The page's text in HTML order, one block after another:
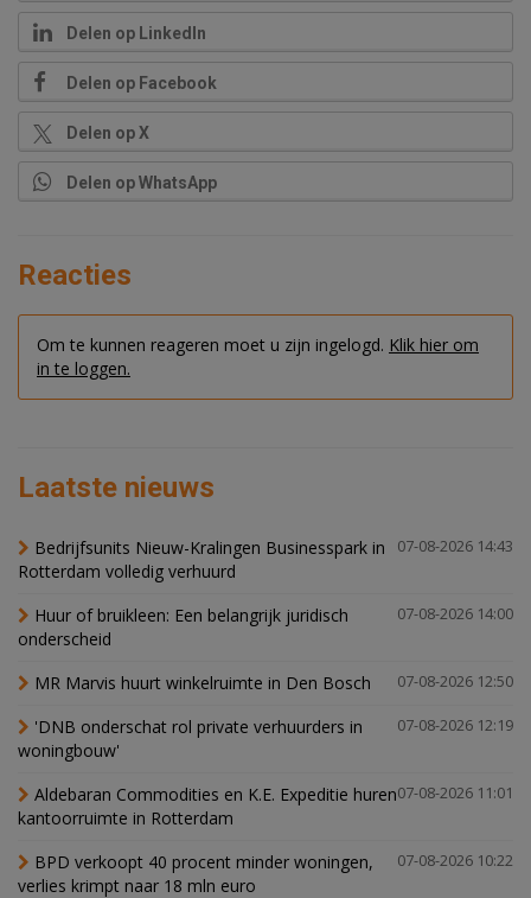
Delen op LinkedIn
Delen op Facebook
Delen op X
Delen op WhatsApp
Reacties
Om te kunnen reageren moet u zijn ingelogd. Klik hier om
in te loggen.
Laatste nieuws
07-08-2026 14:43
Bedrijfsunits Nieuw-Kralingen Businesspark in
Rotterdam volledig verhuurd
07-08-2026 14:00
Huur of bruikleen: Een belangrijk juridisch
onderscheid
07-08-2026 12:50
MR Marvis huurt winkelruimte in Den Bosch
07-08-2026 12:19
'DNB onderschat rol private verhuurders in
woningbouw'
07-08-2026 11:01
Aldebaran Commodities en K.E. Expeditie huren
kantoorruimte in Rotterdam
07-08-2026 10:22
BPD verkoopt 40 procent minder woningen,
verlies krimpt naar 18 mln euro